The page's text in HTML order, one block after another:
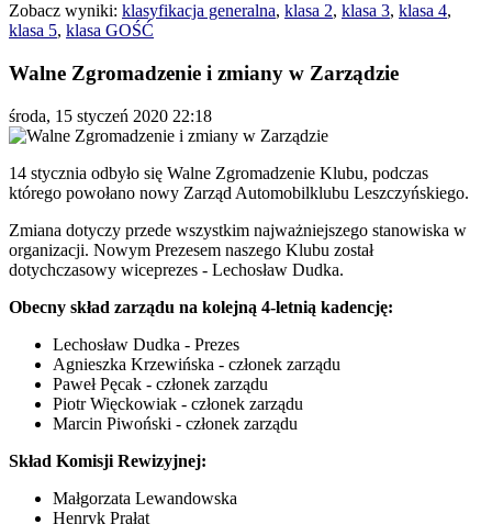
Zobacz wyniki: klasyfikacja generalna, klasa 2, klasa 3, klasa 4,
klasa 5, klasa GOŚĆ
Walne Zgromadzenie i zmiany w Zarządzie
środa, 15 styczeń 2020 22:18
14 stycznia odbyło się Walne Zgromadzenie Klubu, podczas
którego powołano nowy Zarząd Automobilklubu Leszczyńskiego.
Zmiana dotyczy przede wszystkim najważniejszego stanowiska w
organizacji. Nowym Prezesem naszego Klubu został
dotychczasowy wiceprezes - Lechosław Dudka.
Obecny skład zarządu na kolejną 4-letnią kadencję:
Lechosław Dudka - Prezes
Agnieszka Krzewińska - członek zarządu
Paweł Pęcak - członek zarządu
Piotr Więckowiak - członek zarządu
Marcin Piwoński - członek zarządu
Skład Komisji Rewizyjnej:
Małgorzata Lewandowska
Henryk Prałat